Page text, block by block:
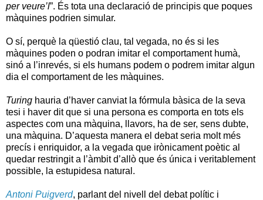
per veure’l”. És tota una declaració de principis que poques
màquines podrien simular.
O sí, perquè la qüestió clau, tal vegada, no és si les
màquines poden o podran imitar el comportament humà,
sinó a l’inrevés, si els humans podem o podrem imitar algun
dia el comportament de les màquines.
Turing hauria d’haver canviat la fórmula bàsica de la seva
tesi i haver dit que si una persona es comporta en tots els
aspectes com una màquina, llavors, ha de ser, sens dubte,
una màquina. D’aquesta manera el debat seria molt més
precís i enriquidor, a la vegada que irònicament poètic al
quedar restringit a l’àmbit d’allò que és única i veritablement
possible, la estupidesa natural.
Antoni Puigverd, parlant del nivell del debat polític i